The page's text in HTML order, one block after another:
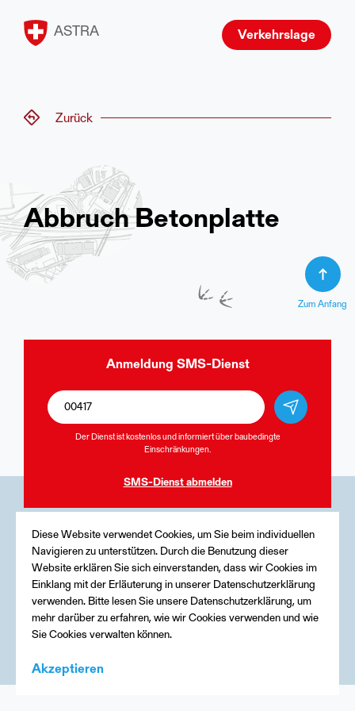
ASTRA Verkehrslage
Zurück
Abbruch Betonplatte
Zum Anfang
Anmeldung SMS-Dienst
Der Dienst ist kostenlos und informiert über baubedingte
Einschränkungen.
SMS-Dienst abmelden
Medien
Kontakt
Impressum
Diese Website verwendet Cookies, um Sie beim individuellen
Navigieren zu unterstützen. Durch die Benutzung dieser
Website erklären Sie sich einverstanden, dass wir Cookies im
Einklang mit der Erläuterung in unserer Datenschutzerklärung
verwenden. Bitte lesen Sie unsere Datenschutzerklärung, um
mehr darüber zu erfahren, wie wir Cookies verwenden und wie
Sie Cookies verwalten können.
Akzeptieren